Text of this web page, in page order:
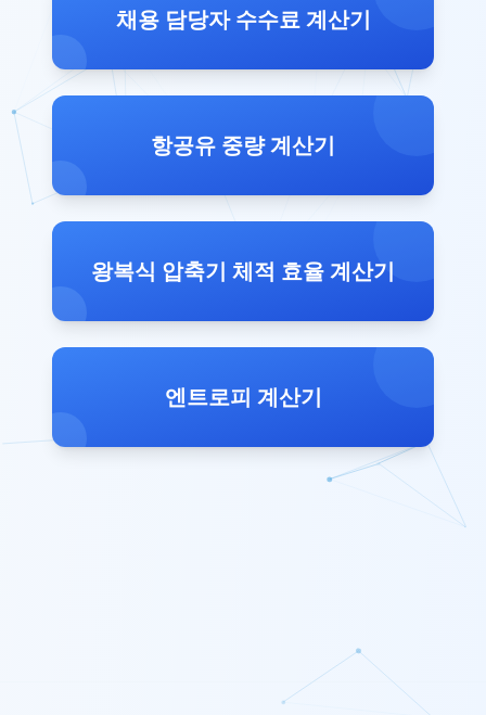
채용 담당자 수수료 계산기
항공유 중량 계산기
왕복식 압축기 체적 효율 계산기
엔트로피 계산기